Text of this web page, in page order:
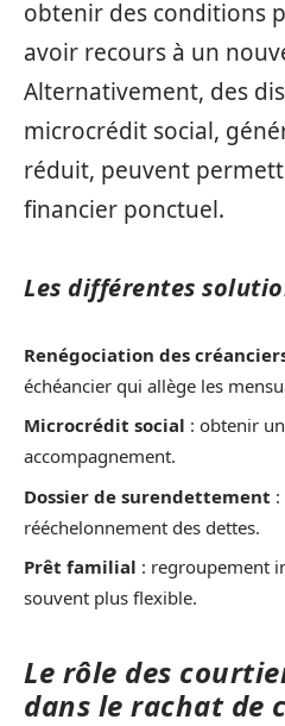
obtenir des conditions
avoir recours à un
Alternativement, des
microcrédit social,
réduit, peuvent
financier ponctuel.
Les différentes
Renégociation des
échéancier qui allège les
Microcrédit social : obtenir
accompagnement.
Dossier de surendettement
rééchelonnement des dettes.
Prêt familial : regroupement
souvent plus flexible.
Le rôle des
dans le rachat de